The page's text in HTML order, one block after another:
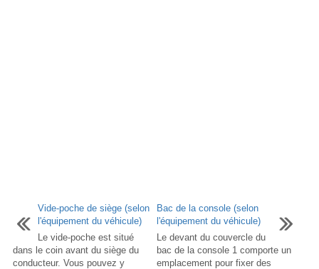
Vide-poche de siège (selon
l'équipement du véhicule)
Le vide-poche est situé
dans le coin avant du siège du
conducteur. Vous pouvez y
Bac de la console (selon
l'équipement du véhicule)
Le devant du couvercle du
bac de la console 1 comporte un
emplacement pour fixer des